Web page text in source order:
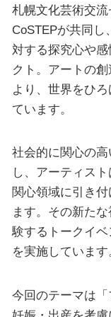
札幌文化芸術交
CoSTEPが共同し
対する探究心や
クト。アートの
より、世界をひ
ています。
社会的に関心の
し、アーティス
関心領域に引き
ます。その新た
験するトークイ
を実施しています
今回のテーマは